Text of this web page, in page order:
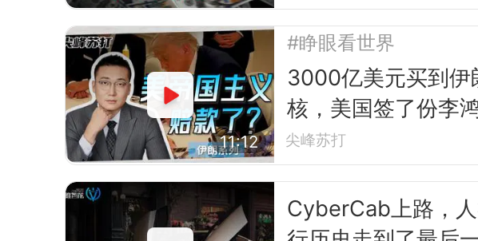
11:12
#睁眼看世界
3000亿美元买到伊
核，美国签了份李
都不敢签的合同
尖峰苏打
CyberCab上路，